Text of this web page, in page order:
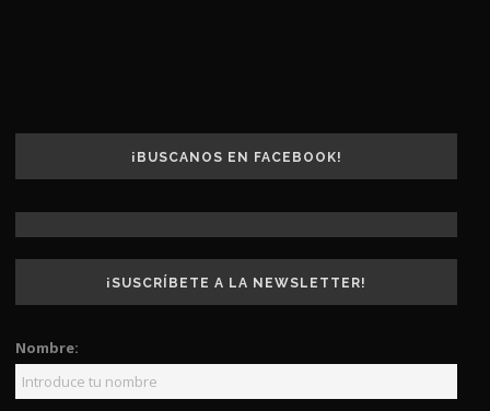
¡BUSCANOS EN FACEBOOK!
¡SUSCRÍBETE A LA NEWSLETTER!
Nombre: